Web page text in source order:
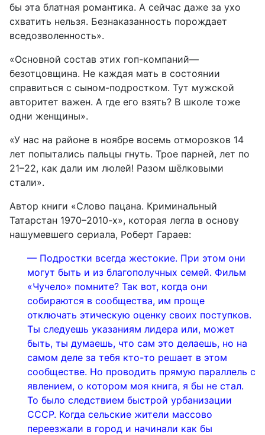
бы эта блатная романтика. А сейчас даже за ухо
схватить нельзя. Безнаказанность порождает
вседозволенность».
«Основной состав этих гоп-компаний—
безотцовщина. Не каждая мать в состоянии
справиться с сыном-подростком. Тут мужской
авторитет важен. А где его взять? В школе тоже
одни женщины».
«У нас на районе в ноябре восемь отморозков 14
лет попытались пальцы гнуть. Трое парней, лет по
21–22, как дали им люлей! Разом шёлковыми
стали».
Автор книги «Слово пацана. Криминальный
Татарстан 1970–2010-х», которая легла в основу
нашумевшего сериала, Роберт Гараев:
— Подростки всегда жестокие. При этом они
могут быть и из благополучных семей. Фильм
«Чучело» помните? Так вот, когда они
собираются в сообщества, им проще
отключать этическую оценку своих поступков.
Ты следуешь указаниям лидера или, может
быть, ты думаешь, что сам это делаешь, но на
самом деле за тебя кто-то решает в этом
сообществе. Но проводить прямую параллель с
явлением, о котором моя книга, я бы не стал.
То было следствием быстрой урбанизации
СССР. Когда сельские жители массово
переезжали в город и начинали как бы